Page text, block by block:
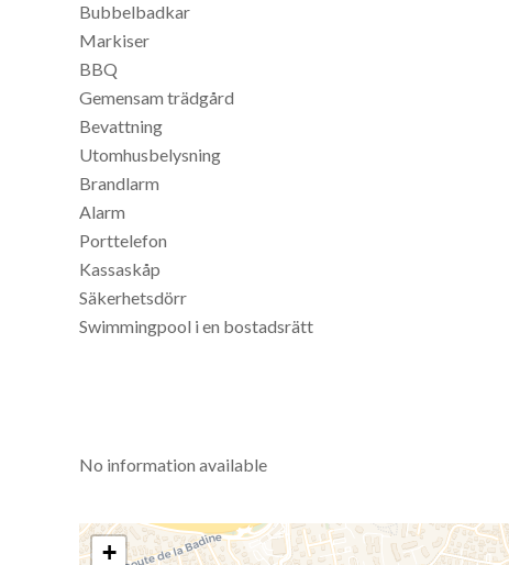
Bubbelbadkar
Markiser
BBQ
Gemensam trädgård
Bevattning
Utomhusbelysning
Brandlarm
Alarm
Porttelefon
Kassaskåp
Säkerhetsdörr
Swimmingpool i en bostadsrätt
No information available
+